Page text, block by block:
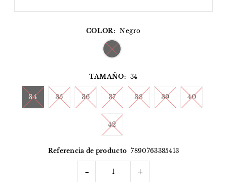
COLOR: Negro
TAMAÑO: 34
34 35 36 37 38 39 40
42
Referencia de producto 7890763385413
- +